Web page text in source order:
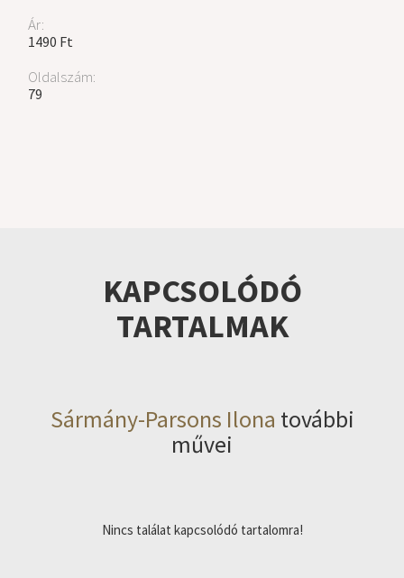
Ár:
1490 Ft
Oldalszám:
79
KAPCSOLÓDÓ
TARTALMAK
Sármány-Parsons Ilona további
művei
Nincs találat kapcsolódó tartalomra!